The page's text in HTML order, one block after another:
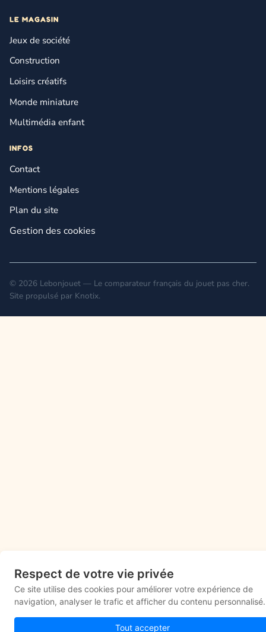
Respect de votre vie privée
Ce site utilise des cookies pour améliorer votre expérience de
navigation, analyser le trafic et afficher du contenu personnalisé.
Tout accepter
LE MAGASIN
Jeux de société
Construction
Loisirs créatifs
Monde miniature
Multimédia enfant
INFOS
Contact
Mentions légales
Plan du site
Gestion des cookies
© 2026 Lebonjouet — Le comparateur français du jouet pas cher.
Site propulsé par Knotix.